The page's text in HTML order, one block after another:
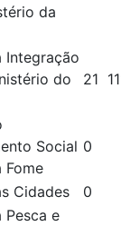
da
Integração
do
21
Social
Fome
0
Cidades 0
Pesca e